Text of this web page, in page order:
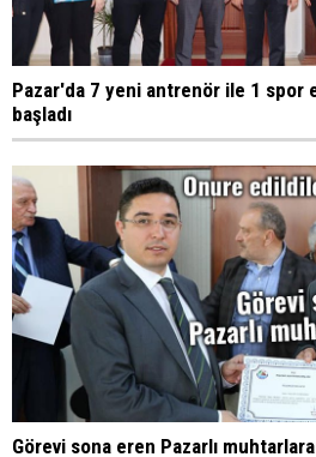
Pazar'da 7 yeni antrenör ile 1 spor
başladı
Görevi sona eren Pazarlı